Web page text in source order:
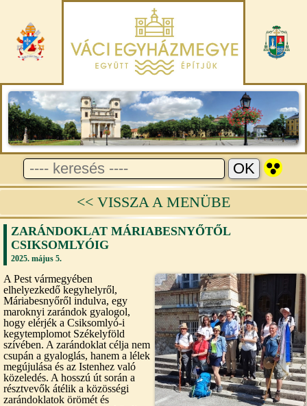
<< VISSZA A MENÜBE
ZARÁNDOKLAT MÁRIABESNYŐTŐL
CSIKSOMLYÓIG
2025. május 5.
A Pest vármegyében
elhelyezkedő kegyhelyről,
Máriabesnyőről indulva, egy
maroknyi zarándok gyalogol,
hogy elérjék a Csiksomlyó-i
kegytemplomot Székelyföld
szívében. A zarándoklat célja nem
csupán a gyaloglás, hanem a lélek
megújulása és az Istenhez való
közeledés. A hosszú út során a
résztvevők átélik a közösségi
zarándoklatok örömét és